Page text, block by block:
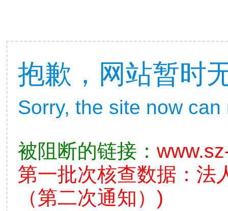
抱歉，网站暂时
Sorry, the site now
被阻断的链接：
第一批次核查数据：法
（第二次通知）)